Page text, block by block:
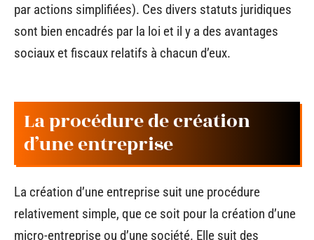
par actions simplifiées). Ces divers statuts juridiques
sont bien encadrés par la loi et il y a des avantages
sociaux et fiscaux relatifs à chacun d’eux.
La procédure de création
d’une entreprise
La création d’une entreprise suit une procédure
relativement simple, que ce soit pour la création d’une
micro-entreprise ou d’une société. Elle suit des